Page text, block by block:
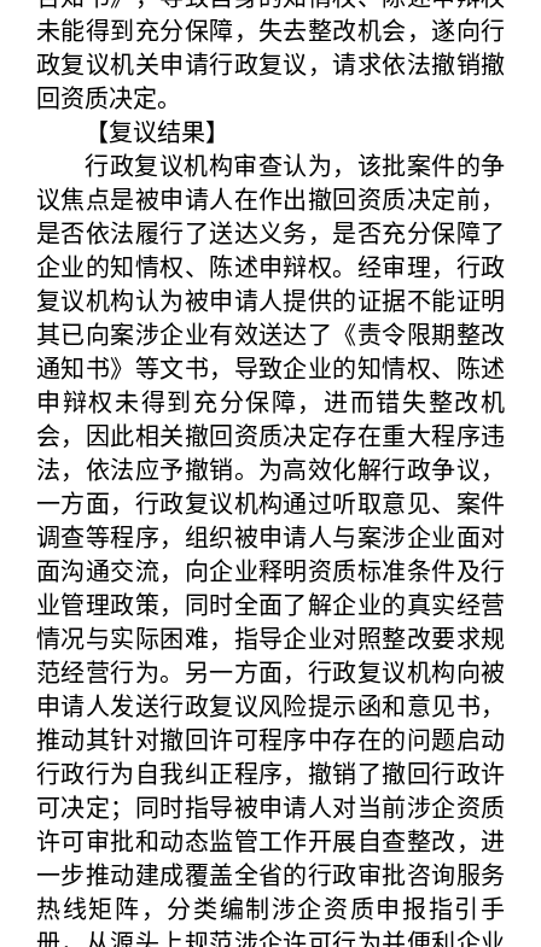
未能得到充分保障，失去整改机会，遂向行
政复议机关申请行政复议，请求依法撤销撤
回资质决定。
【复议结果】
行政复议机构审查认为，该批案件的争
议焦点是被申请人在作出撤回资质决定前，
是否依法履行了送达义务，是否充分保障了
企业的知情权、陈述申辩权。经审理，行政
复议机构认为被申请人提供的证据不能证明
其已向案涉企业有效送达了《责令限期整改
通知书》等文书，导致企业的知情权、陈述
申辩权未得到充分保障，进而错失整改机
会，因此相关撤回资质决定存在重大程序违
法，依法应予撤销。为高效化解行政争议，
一方面，行政复议机构通过听取意见、案件
调查等程序，组织被申请人与案涉企业面对
面沟通交流，向企业释明资质标准条件及行
业管理政策，同时全面了解企业的真实经营
情况与实际困难，指导企业对照整改要求规
范经营行为。另一方面，行政复议机构向被
申请人发送行政复议风险提示函和意见书，
推动其针对撤回许可程序中存在的问题启动
行政行为自我纠正程序，撤销了撤回行政许
可决定；同时指导被申请人对当前涉企资质
许可审批和动态监管工作开展自查整改，进
一步推动建成覆盖全省的行政审批咨询服务
热线矩阵，分类编制涉企资质申报指引手